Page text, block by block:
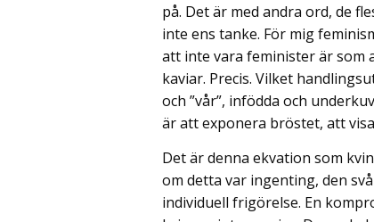
på. Det är med andra ord, de
inte ens tanke. För mig
att inte vara feminister är
kaviar. Precis. Vilket
och ”vår”, infödda och
är att exponera bröstet, att
Det är denna ekvation som
om detta var ingenting, den
individuell frigörelse. En